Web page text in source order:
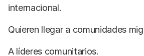
internacional.
Quieren llegar a comunidades
A líderes comunitarios.